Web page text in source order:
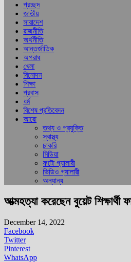
প্রচ্ছদ
জাতীয়
সারাদেশ
রাজনীতি
অর্থনীতি
আন্তর্জাতিক
অপরাধ
খেলা
বিনোদন
শিক্ষা
প্রবাস
ধর্ম
বিশেষ প্রতিবেদন
আরো
তথ্য ও প্রযুক্তি
স্বাস্থ্য
চাকরি
মিডিয়া
ফটো গ্যালারী
ভিডিও গ্যালারী
অন্যান্য
আত্মহত্যা করেছেন বুয়েট শিক্ষার্থী
December 14, 2022
Facebook
Twitter
Pinterest
WhatsApp